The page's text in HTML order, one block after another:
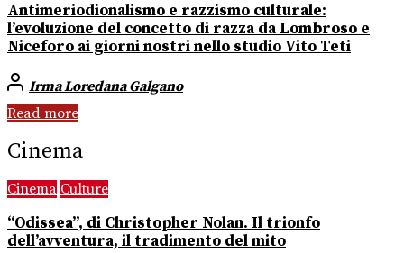
Antimeriodionalismo e razzismo culturale:
l’evoluzione del concetto di razza da Lombroso e
Niceforo ai giorni nostri nello studio Vito Teti
Irma Loredana Galgano
Read more
Cinema
Cinema Culture
“Odissea”, di Christopher Nolan. Il trionfo
dell’avventura, il tradimento del mito